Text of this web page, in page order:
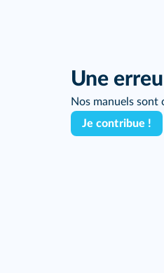
Une
Nos manuels sont
Je contribue !